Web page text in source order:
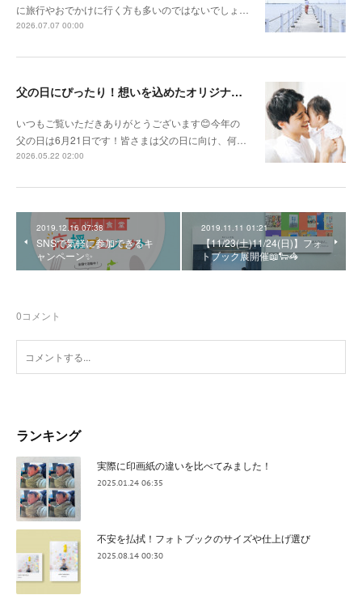
に旅行やおでかけに行く方も多いのではないでしょ…
2026.07.07 00:00
父の日にぴったり！想いを込めたオリジナルギフトを贈ろう🎁
いつもご覧いただきありがとうございます😊今年の
父の日は6月21日です！皆さまは父の日に向け、何…
2026.05.22 02:00
2019.12.16 07:38
SNSで気軽に参加できるキ
ャンペーン✨
2019.11.11 01:21
【11/23(土)11/24(日)】フォ
トブック展開催📖🐑🦓
0コメント
ランキング
実際に印画紙の違いを比べてみました！
2025.01.24 06:35
不安を払拭！フォトブックのサイズや仕上げ選び
2025.08.14 00:30